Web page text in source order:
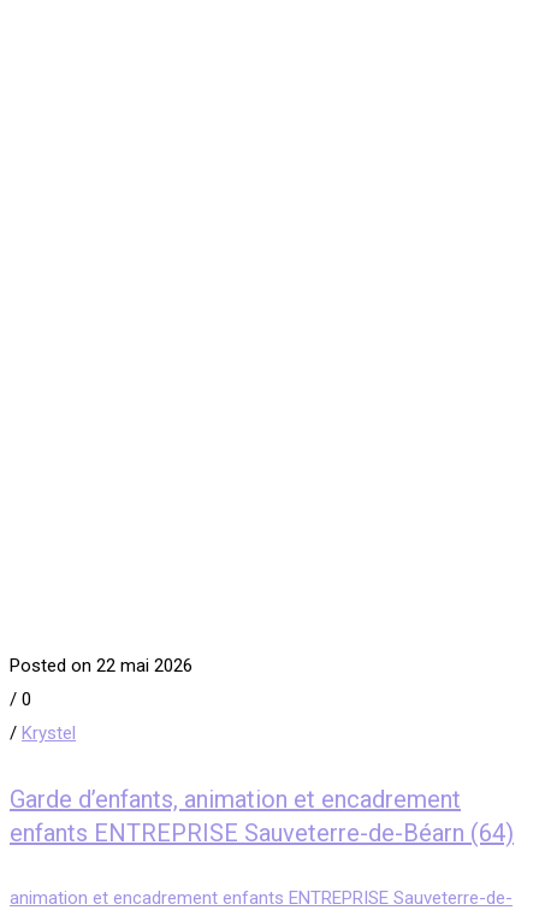
Posted on 22 mai 2026
/ 0
/ Krystel
Garde d’enfants, animation et encadrement
enfants ENTREPRISE Sauveterre-de-Béarn (64)
animation et encadrement enfants ENTREPRISE Sauveterre-de-